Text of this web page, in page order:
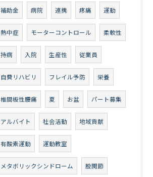
補助金 病院 連携 疼痛 運動
熱中症 モーターコントロール 柔軟性
持病 入院 生産性 従業員
自費リハビリ フレイル予防 栄養
椎間板性腰痛 夏 お盆 パート募集
アルバイト 社会活動 地域貢献
有酸素運動 運動教室
メタボリックシンドローム 股関節